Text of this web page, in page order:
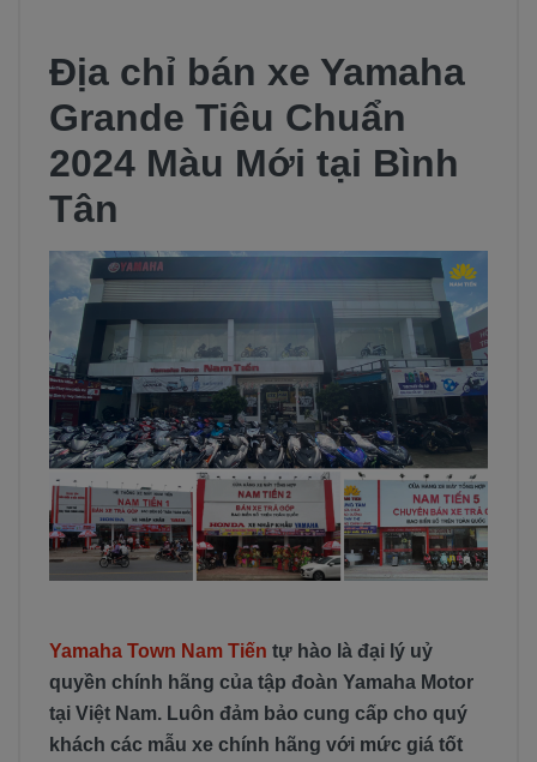
Địa chỉ bán xe Yamaha
Grande Tiêu Chuẩn
2024 Màu Mới tại Bình
Tân
Yamaha Town Nam Tiến tự hào là đại lý uỷ
quyền chính hãng của tập đoàn Yamaha Motor
tại Việt Nam. Luôn đảm bảo cung cấp cho quý
khách các mẫu xe chính hãng với mức giá tốt